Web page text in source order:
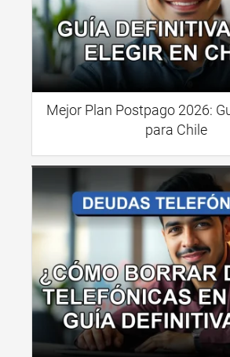
Mejor Plan Postpago 2026:
para Chile